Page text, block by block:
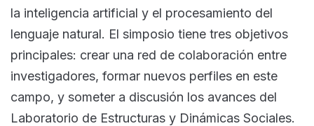
la inteligencia artificial y el procesamiento del
lenguaje natural. El simposio tiene tres objetivos
principales: crear una red de colaboración entre
investigadores, formar nuevos perfiles en este
campo, y someter a discusión los avances del
Laboratorio de Estructuras y Dinámicas Sociales.